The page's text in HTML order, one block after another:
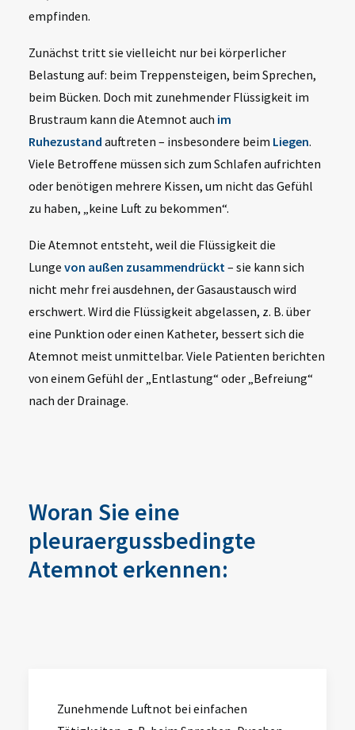
empfinden.
Zunächst tritt sie vielleicht nur bei körperlicher
Belastung auf: beim Treppensteigen, beim Sprechen,
beim Bücken. Doch mit zunehmender Flüssigkeit im
Brustraum kann die Atemnot auch im
Ruhezustand auftreten – insbesondere beim Liegen.
Viele Betroffene müssen sich zum Schlafen aufrichten
oder benötigen mehrere Kissen, um nicht das Gefühl
zu haben, „keine Luft zu bekommen“.
Die Atemnot entsteht, weil die Flüssigkeit die
Lunge von außen zusammendrückt– sie kann sich
nicht mehr frei ausdehnen, der Gasaustausch wird
erschwert. Wird die Flüssigkeit abgelassen, z. B. über
eine Punktion oder einen Katheter, bessert sich die
Atemnot meist unmittelbar. Viele Patienten berichten
von einem Gefühl der „Entlastung“ oder „Befreiung“
nach der Drainage.
Woran Sie eine
pleuraergussbedingte
Atemnot erkennen:
Zunehmende Luftnot bei einfachen